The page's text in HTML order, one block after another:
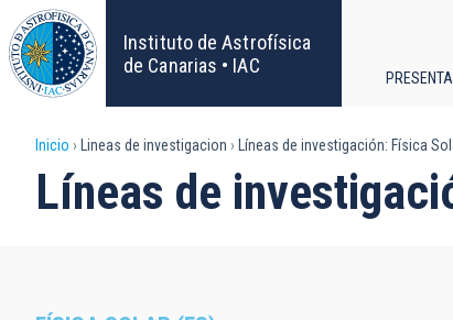
Pasar
al
contenido
principal
Instituto de Astrofísica
de Canarias • IAC
Sobrescribir
enlaces
ayuda
Inicio Lineas de investigacion Líneas de investigación: Física
Líneas de